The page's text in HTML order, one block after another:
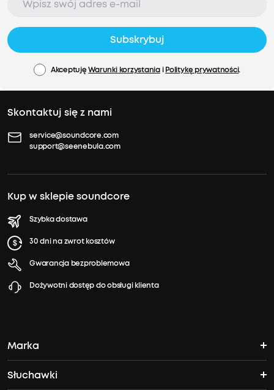
Subskrybuj
AkceptujęWarunki korzystaniaiPolitykę prywatności.
Skontaktuj się z nami
service@soundcore.com
support@seenebula.com
Kup w sklepie soundcore
Szybka dostawa
30 dni na zwrot kosztów
Gwarancja bezproblemowa
Dożywotni dostęp do obsługi klienta
Marka
Historia Soundcore'a
Słuchawki